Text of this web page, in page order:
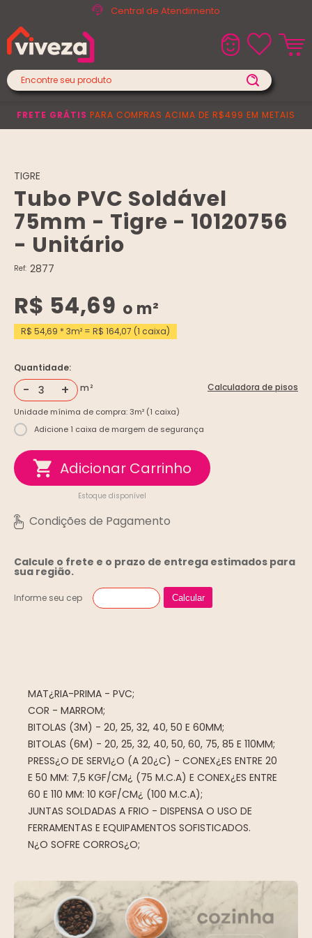
Central de Atendimento
FRETE GRÁTIS PARA COMPRAS ACIMA DE R$499 EM METAIS
TIGRE
Tubo PVC Soldável
75mm - Tigre - 10120756
- Unitário
Ref: 2877
R$ 54,69 o m²
R$ 54,69 * 3m² = R$ 164,07 (1 caixa)
Quantidade:
- + Calculadora de pisos
Unidade mínima de compra: 3m² (1 caixa)
Adicione 1 caixa de margem de segurança
Estoque disponível
Calcule o frete e o prazo de entrega estimados para
sua região.
Informe seu cep Calcular
MAT¿RIA-PRIMA - PVC;
COR - MARROM;
BITOLAS (3M) - 20, 25, 32, 40, 50 E 60MM;
BITOLAS (6M) - 20, 25, 32, 40, 50, 60, 75, 85 E 110MM;
PRESS¿O DE SERVI¿O (A 20¿C) - CONEX¿ES ENTRE 20
E 50 MM: 7,5 KGF/CM¿ (75 M.C.A) E CONEX¿ES ENTRE
60 E 110 MM: 10 KGF/CM¿ (100 M.C.A);
JUNTAS SOLDADAS A FRIO - DISPENSA O USO DE
FERRAMENTAS E EQUIPAMENTOS SOFISTICADOS.
N¿O SOFRE CORROS¿O;